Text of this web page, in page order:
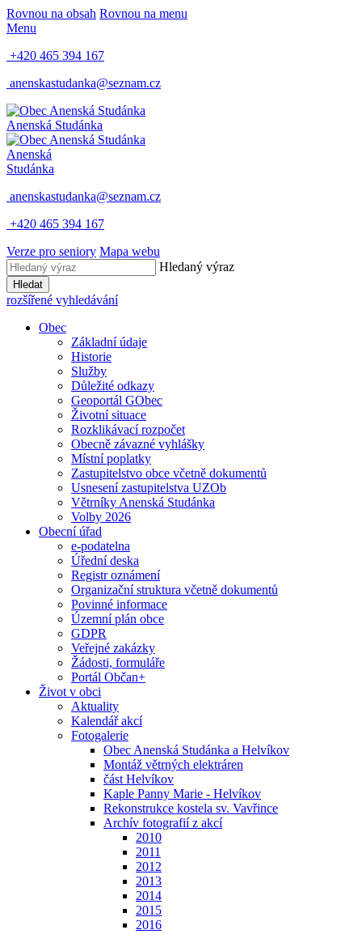
Rovnou na obsah Rovnou na menu
Menu
+420 465 394 167
anenskastudanka@seznam.cz
Anenská Studánka
Anenská
Studánka
anenskastudanka@seznam.cz
+420 465 394 167
Verze pro seniory Mapa webu
Hledaný výraz
Hledat
rozšířené vyhledávání
Obec
Základní údaje
Historie
Služby
Důležité odkazy
Geoportál GObec
Životní situace
Rozklikávací rozpočet
Obecně závazné vyhlášky
Místní poplatky
Zastupitelstvo obce včetně dokumentů
Usnesení zastupitelstva UZOb
Větrníky Anenská Studánka
Volby 2026
Obecní úřad
e-podatelna
Úřední deska
Registr oznámení
Organizační struktura včetně dokumentů
Povinné informace
Územní plán obce
GDPR
Veřejné zakázky
Žádosti, formuláře
Portál Občan+
Život v obci
Aktuality
Kalendář akcí
Fotogalerie
Obec Anenská Studánka a Helvíkov
Montáž větrných elektráren
část Helvíkov
Kaple Panny Marie - Helvíkov
Rekonstrukce kostela sv. Vavřince
Archív fotografií z akcí
2010
2011
2012
2013
2014
2015
2016